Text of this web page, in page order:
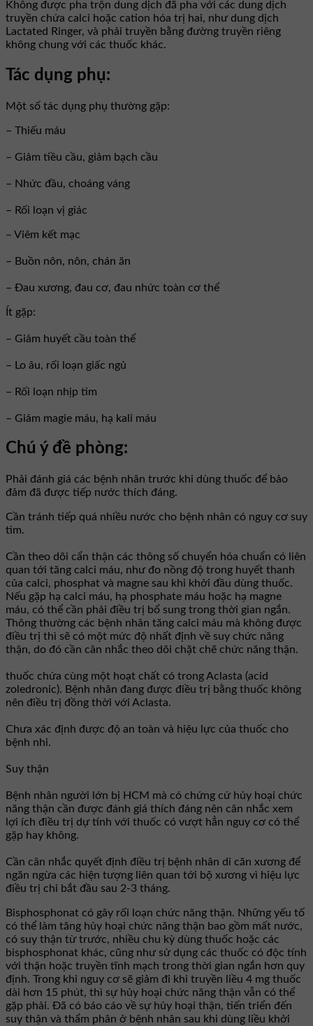
Không được pha trộn dung dịch đã pha với các dung dịch
truyền chứa calci hoặc cation hóa trị hai, như dung dịch
Lactated Ringer, và phải truyền bằng đường truyền riêng
không chung với các thuốc khác.
Tác dụng phụ:
Một số tác dụng phụ thường gặp:
– Thiếu máu
– Giảm tiều cầu, giảm bạch cầu
– Nhức đầu, choáng váng
– Rối loạn vị giác
– Viêm kết mạc
– Buồn nôn, nôn, chán ăn
– Đau xương, đau cơ, đau nhức toàn cơ thể
Ít gặp:
– Giảm huyết cầu toàn thể
– Lo âu, rối loạn giấc ngủ
– Rối loạn nhịp tim
– Giảm magie máu, hạ kali máu
Chú ý đề phòng:
Phải đánh giá các bệnh nhân trước khi dùng thuốc để bảo
đảm đã được tiếp nước thích đáng.
Cần tránh tiếp quá nhiều nước cho bệnh nhân có nguy cơ suy
tim.
Cần theo dõi cẩn thận các thông số chuyển hóa chuẩn có liên
quan tới tăng calci máu, như đo nồng độ trong huyết thanh
của calci, phosphat và magne sau khi khởi đầu dùng thuốc.
Nếu gặp hạ calci máu, hạ phosphate máu hoặc hạ magne
máu, có thể cần phải điều trị bổ sung trong thời gian ngắn.
Thông thường các bệnh nhân tăng calci máu mà không được
điều trị thì sẽ có một mức độ nhất định về suy chức năng
thận, do đó cần cân nhắc theo dõi chặt chẽ chức năng thận.
thuốc chứa cùng một hoạt chất có trong Aclasta (acid
zoledronic). Bệnh nhân đang được điều trị bằng thuốc không
nên điều trị đồng thời với Aclasta.
Chưa xác định được độ an toàn và hiệu lực của thuốc cho
bệnh nhi.
Suy thận
Bệnh nhân người lớn bị HCM mà có chứng cứ hủy hoại chức
năng thận cần được đánh giá thích đáng nên cân nhắc xem
lợi ích điều trị dự tính với thuốc có vượt hẳn nguy cơ có thể
gặp hay không.
Cần cân nhắc quyết định điều trị bệnh nhân di căn xương để
ngăn ngừa các hiện tượng liên quan tới bộ xương vì hiệu lực
điều trị chỉ bắt đầu sau 2-3 tháng.
Bisphosphonat có gây rối loạn chức năng thận. Những yếu tố
có thể làm tăng hủy hoại chức năng thận bao gồm mất nước,
có suy thận từ trước, nhiều chu kỳ dùng thuốc hoặc các
bisphosphonat khác, cũng như sử dụng các thuốc có độc tính
với thận hoặc truyền tĩnh mạch trong thời gian ngắn hơn quy
định. Trong khi nguy cơ sẽ giảm đi khi truyền liều 4 mg thuốc
dài hơn 15 phút, thì sự hủy hoại chức năng thận vẫn có thể
gặp phải. Đã có báo cáo về sự hủy hoại thận, tiến triển đến
suy thận và thẩm phân ở bệnh nhân sau khi dùng liều khởi